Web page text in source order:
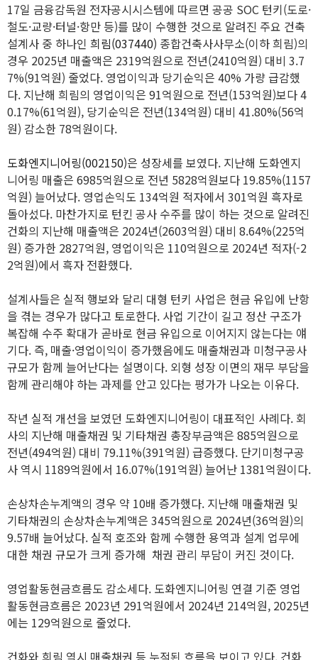
17일 금융감독원 전자공시시스템에 따르면 공공 SOC 턴키(도로·
철도·교량·터널·항만 등)를 많이 수행한 것으로 알려진 주요 건축
설계사 중 하나인 희림(037440) 종합건축사사무소(이하 희림)의
경우 2025년 매출액은 2319억원으로 전년(2410억원) 대비 3.7
7%(91억원) 줄었다. 영업이익과 당기순익은 40% 가량 급감했
다. 지난해 희림의 영업이익은 91억원으로 전년(153억원)보다 4
0.17%(61억원), 당기순익은 전년(134억원) 대비 41.80%(56억
원) 감소한 78억원이다.
도화엔지니어링(002150)은 성장세를 보였다. 지난해 도화엔지
니어링 매출은 6985억원으로 전년 5828억원보다 19.85%(1157
억원) 늘어났다. 영업손익도 134억원 적자에서 301억원 흑자로
돌아섰다. 마찬가지로 턴킨 공사 수주를 많이 하는 것으로 알려진
건화의 지난해 매출액은 2024년(2603억원) 대비 8.64%(225억
원) 증가한 2827억원, 영업이익은 110억원으로 2024년 적자(-2
2억원)에서 흑자 전환했다.
설계사들은 실적 행보와 달리 대형 턴키 사업은 현금 유입에 난항
을 겪는 경우가 많다고 토로한다. 사업 기간이 길고 정산 구조가
복잡해 수주 확대가 곧바로 현금 유입으로 이어지지 않는다는 얘
기다. 즉, 매출·영업이익이 증가했음에도 매출채권과 미청구공사
규모가 함께 늘어난다는 설명이다. 외형 성장 이면의 재무 부담을
함께 관리해야 하는 과제를 안고 있다는 평가가 나오는 이유다.
작년 실적 개선을 보였던 도화엔지니어링이 대표적인 사례다. 회
사의 지난해 매출채권 및 기타채권 총장부금액은 885억원으로
전년(494억원) 대비 79.11%(391억원) 급증했다. 단기미청구공
사 역시 1189억원에서 16.07%(191억원) 늘어난 1381억원이다.
손상차손누계액의 경우 약 10배 증가했다. 지난해 매출채권 및
기타채권의 손상차손누계액은 345억원으로 2024년(36억원)의
9.57배 늘어났다. 실적 호조와 함께 수행한 용역과 설계 업무에
대한 채권 규모가 크게 증가해 채권 관리 부담이 커진 것이다.
영업활동현금흐름도 감소세다. 도화엔지니어링 연결 기준 영업
활동현금흐름은 2023년 291억원에서 2024년 214억원, 2025년
에는 129억원으로 줄었다.
건화와 희림 역시 매출채권 등 누적된 흐름을 보이고 있다. 건화